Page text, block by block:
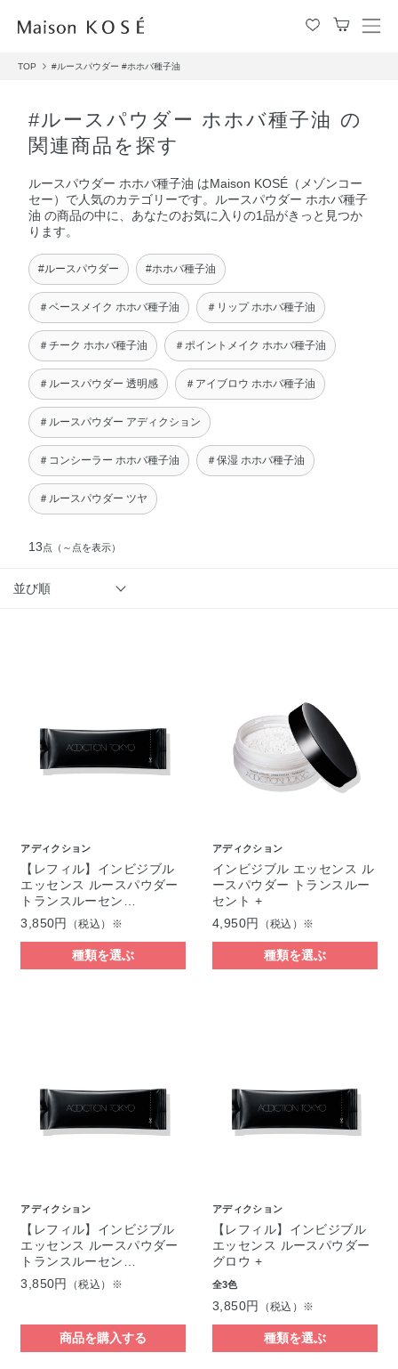
メ
TOP #ルースパウダー #ホホバ種子油
#ルースパウダー ホホバ種子油 の
関連商品を探す
ルースパウダー ホホバ種子油 はMaison KOSÉ（メゾンコー
セー）で人気のカテゴリーです。ルースパウダー ホホバ種子
油 の商品の中に、あなたのお気に入りの1品がきっと見つか
ります。
#ルースパウダー #ホホバ種子油
＃ベースメイク ホホバ種子油 ＃リップ ホホバ種子油
＃チーク ホホバ種子油 ＃ポイントメイク ホホバ種子油
＃ルースパウダー 透明感 ＃アイブロウ ホホバ種子油
＃ルースパウダー アディクション
＃コンシーラー ホホバ種子油 ＃保湿 ホホバ種子油
＃ルースパウダー ツヤ
13点 （～点を表示）
並び順
アディクション
【レフィル】インビジブル
エッセンス ルースパウダー
トランスルーセン…
3,850円
（税込）※
種類を選ぶ
アディクション
インビジブル エッセンス ル
ースパウダー トランスルー
セント +
4,950円
（税込）※
種類を選ぶ
アディクション
【レフィル】インビジブル
エッセンス ルースパウダー
トランスルーセン…
3,850円
（税込）※
商品を購入する
アディクション
【レフィル】インビジブル
エッセンス ルースパウダー
グロウ +
全3色
3,850円 （税込）※
種類を選ぶ